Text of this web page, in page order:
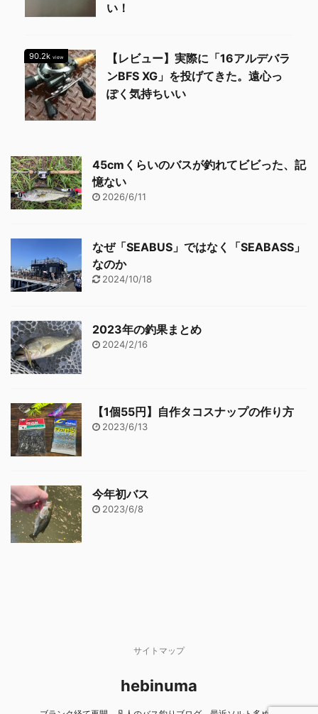
い！
90.2k view
【レビュー】実際に「16アルデバラ
ンBFS XG」を投げてきた。遠心っ
ぽく気持ちいい
45cmくらいのバスが釣れてビビった、記
憶ない
2026/6/11
なぜ「SEABUS」ではなく「SEABASS」
なのか
2024/10/18
2023年の釣果まとめ
2024/2/16
【1個55円】自作タコスナップの作り方
2023/6/13
今年初バス
2023/6/8
サイトマップ
hebinuma